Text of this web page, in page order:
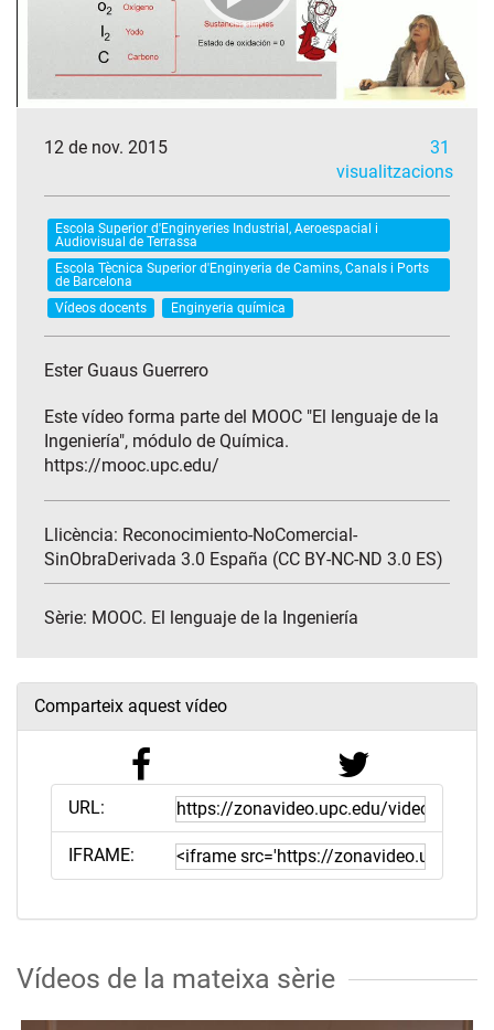
12 de nov. 2015
31
visualitzacions
Escola Superior d'Enginyeries Industrial, Aeroespacial i
Audiovisual de Terrassa
Escola Tècnica Superior d'Enginyeria de Camins, Canals i Ports
de Barcelona
Vídeos docents
Enginyeria química
Ester Guaus Guerrero
Este vídeo forma parte del MOOC "El lenguaje de la
Ingeniería", módulo de Química.
https://mooc.upc.edu/
Llicència: Reconocimiento-NoComercial-
SinObraDerivada 3.0 España (CC BY-NC-ND 3.0 ES)
Sèrie: MOOC. El lenguaje de la Ingeniería
Comparteix aquest vídeo
URL:
IFRAME:
Vídeos de la mateixa sèrie